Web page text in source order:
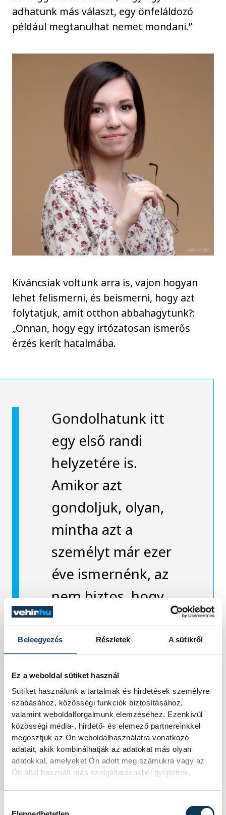
Beleegyezés Részletek A sütikről
Ez a weboldal sütiket használ
Sütiket használunk a tartalmak és hirdetések személyre
szabásához, közösségi funkciók biztosításához,
valamint weboldalforgalmunk elemzéséhez. Ezenkívül
közösségi média-, hirdető- és elemező partnereinkkel
megosztjuk az Ön weboldalhasználatra vonatkozó
adatait, akik kombinálhatják az adatokat más olyan
adatokkal, amelyeket Ön adott meg számukra vagy az
Ön által használt más szolgáltatásokból gyűjtöttek.
adhatunk más választ, egy önfeláldozó
például megtanulhat nemet mondani.”
Kíváncsiak voltunk arra is, vajon hogyan
lehet felismerni, és beismerni, hogy azt
folytatjuk, amit otthon abbahagytunk?:
„Onnan, hogy egy irtózatosan ismerős
érzés kerít hatalmába.
Gondolhatunk itt
egy első randi
helyzetére is.
Amikor azt
gondoljuk, olyan,
mintha azt a
személyt már ezer
éve ismernénk, az
nem biztos, hogy
nagyon jó dolog. A
saját biztonság
kötődhet olyan
személyekhez is a
gyermekkorból, akik
bántottak minket.